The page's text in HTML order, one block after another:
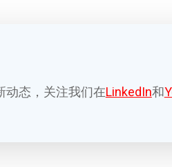
动态，关注我们在LinkedIn和